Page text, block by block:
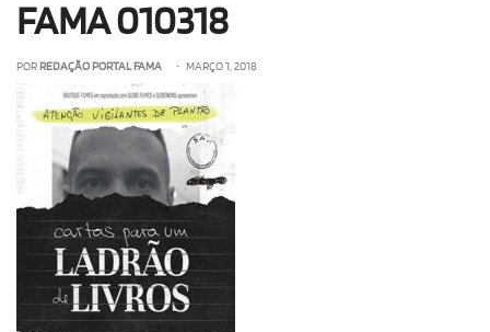
FAMA 010318
POR REDAÇÃO PORTAL FAMA • MARÇO 1, 2018